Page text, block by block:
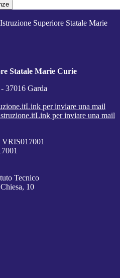
Superiore Statale Marie
Statale Marie Curie
37016 Garda
Link per inviare una mail
Link per inviare una mail
VRIS017001
Tecnico
10